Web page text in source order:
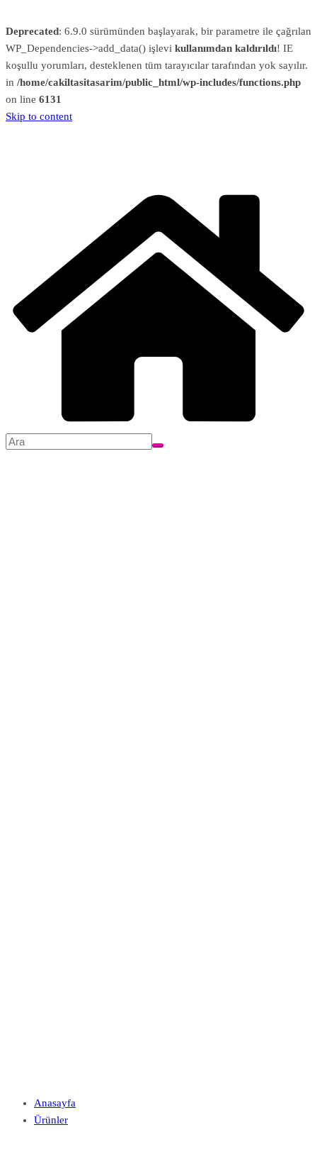
Deprecated: 6.9.0 sürümünden başlayarak, bir parametre ile çağrılan
WP_Dependencies->add_data() işlevi kullanımdan kaldırıldı! IE
koşullu yorumları, desteklenen tüm tarayıcılar tarafından yok sayılır.
in /home/cakiltasitasarim/public_html/wp-includes/functions.php
on line 6131
Skip to content
Anasayfa
Ürünler